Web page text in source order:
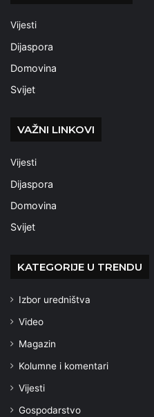
Vijesti
Dijaspora
Domovina
Svijet
VAŽNI LINKOVI
Vijesti
Dijaspora
Domovina
Svijet
KATEGORIJE U TRENDU
Izbor uredništva
Video
Magazin
Kolumne i komentari
Vijesti
Gospodarstvo